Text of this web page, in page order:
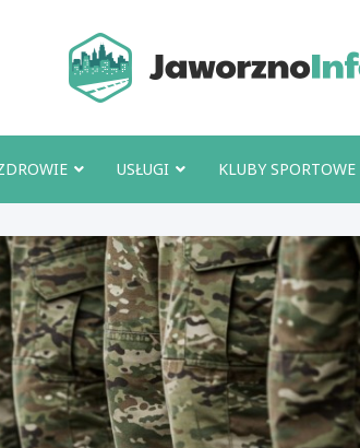
USŁUGI KLUBY SPORTOWE